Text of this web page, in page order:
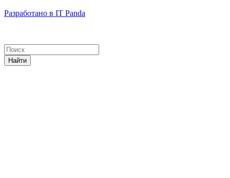
Разработано в IT Panda
Найти